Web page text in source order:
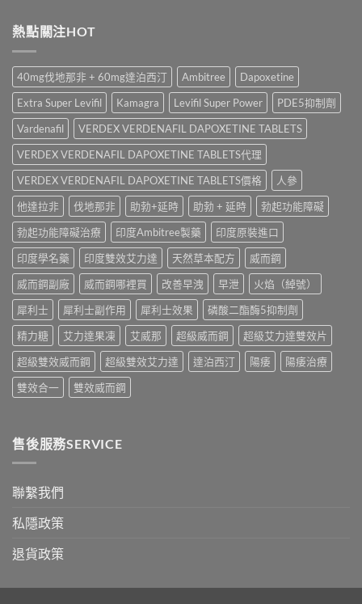
與
藥
購
買
比
較〉
中
2026
果、
價
錢、
副
作
用
全
面
比
較
與
香
港
購
買
指
南〉
Cenforce-
與
Kamagra
Jelly
全
面
比
較〉
中
香
港
裡
買？
犀
利
士
學
名
藥
購
買
渠
道、
價
錢
與
真
假
辨
指
南〉
中
熱點關注HOT
40mg伐地那非 + 60mg達泊西汀 Ambitree
Dapoxetine
Extra Super Levifil
Kamagra Levifil Super Power
PDE5抑制劑
Vardenafil
VERDEX VERDENAFIL DAPOXETINE TABLETS
VERDEX VERDENAFIL DAPOXETINE TABLETS代理
VERDEX VERDENAFIL DAPOXETINE TABLETS價格
人參
他達拉非
伐地那非 助勃+延時 助勃 + 延時
勃起功能障礙
勃起功能障礙治療
印度Ambitree製藥
印度原裝進口
印度學名藥
印度雙效艾力達 天然草本配方
威而鋼
威而鋼副廠
威而鋼哪裡買 改善早洩 早泄
火焰（綽號）
犀利士
犀利士副作用 犀利士效果
磷酸二酯酶5抑制劑
精力糖
艾力達果凍 艾威那 超級威而鋼
超級艾力達雙效片
超級雙效威而鋼
超級雙效艾力達 達泊西汀 陽痿
陽痿治療
雙效合一
雙效威而鋼
售後服務SERVICE
聯繫我們
私隱政策
退貨政策